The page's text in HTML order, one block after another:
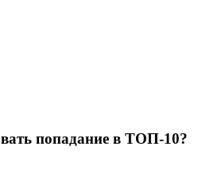
попадание в ТОП-10?